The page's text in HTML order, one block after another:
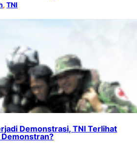
, TNI
Demonstrasi, TNI Terlihat
Demonstran?